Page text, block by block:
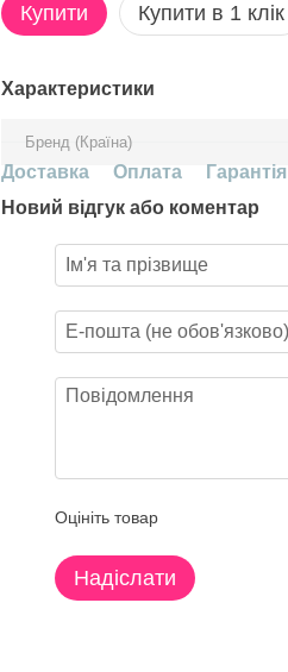
Купити Купити в 1 клік
Характеристики
Бренд (Країна)
Доставка Оплата Гарантія
Новий відгук або коментар
Оцініть товар
Надіслати